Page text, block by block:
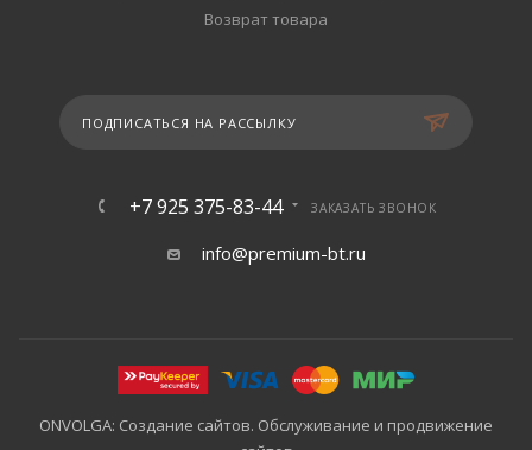
Возврат товара
ПОДПИСАТЬСЯ НА РАССЫЛКУ
+7 925 375-83-44 ЗАКАЗАТЬ ЗВОНОК
info@premium-bt.ru
ONVOLGA: Создание сайтов. Обслуживание и продвижение